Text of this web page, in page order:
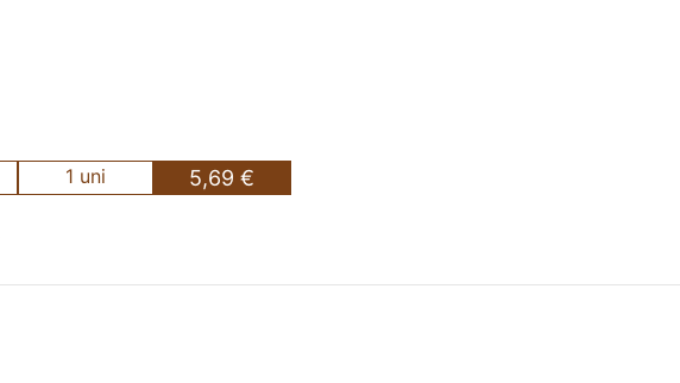
1 uni 5,69 €